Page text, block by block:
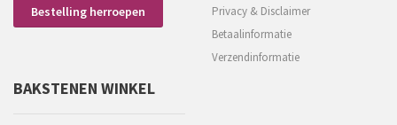
Bestelling herroepen
BAKSTENEN WINKEL
Privacy & Disclaimer
Betaalinformatie
Verzendinformatie